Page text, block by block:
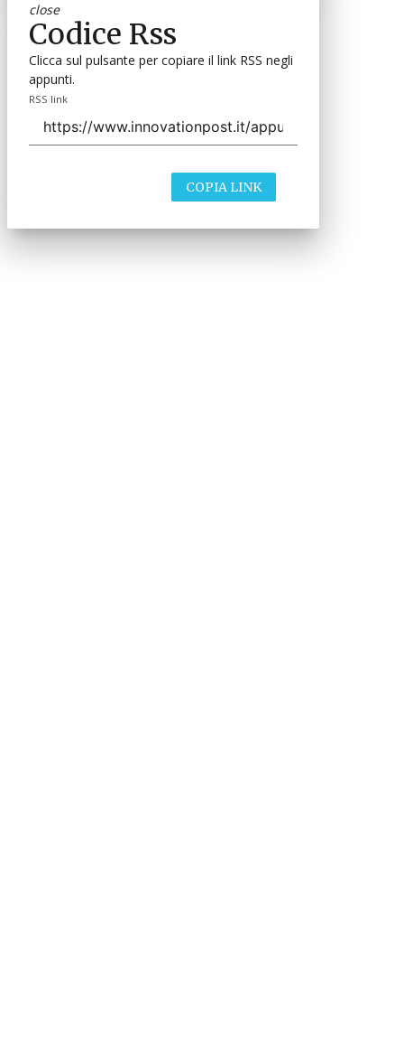
close
Codice Rss
Clicca sul pulsante per copiare il link RSS negli
appunti.
RSS link
COPIA LINK